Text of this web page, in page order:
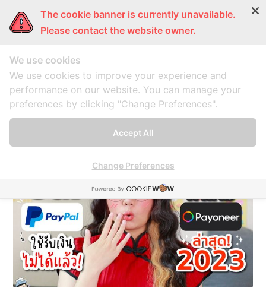
ผู้หญิงแก้มกลม การ์ตูนแก้มกลม แก้มกลมพากิน
ช่องทางการรับเงินใน
การขายภาพ
A collection of 1 post
The cookie banner is currently unavailable.
Please contact the website owner.
We use cookies
We use cookies to improve your experience and
performance on our website. You can manage your
preferences by clicking "Change Preferences".
Accept All
Change Preferences